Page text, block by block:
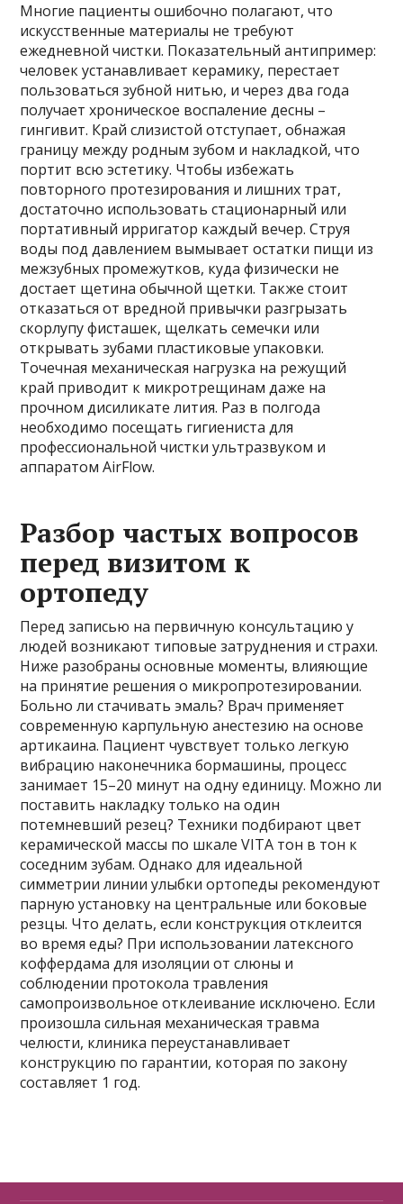
Многие пациенты ошибочно полагают, что
искусственные материалы не требуют
ежедневной чистки. Показательный антипример:
человек устанавливает керамику, перестает
пользоваться зубной нитью, и через два года
получает хроническое воспаление десны –
гингивит. Край слизистой отступает, обнажая
границу между родным зубом и накладкой, что
портит всю эстетику. Чтобы избежать
повторного протезирования и лишних трат,
достаточно использовать стационарный или
портативный ирригатор каждый вечер. Струя
воды под давлением вымывает остатки пищи из
межзубных промежутков, куда физически не
достает щетина обычной щетки. Также стоит
отказаться от вредной привычки разгрызать
скорлупу фисташек, щелкать семечки или
открывать зубами пластиковые упаковки.
Точечная механическая нагрузка на режущий
край приводит к микротрещинам даже на
прочном дисиликате лития. Раз в полгода
необходимо посещать гигиениста для
профессиональной чистки ультразвуком и
аппаратом AirFlow.
Разбор частых вопросов
перед визитом к
ортопеду
Перед записью на первичную консультацию у
людей возникают типовые затруднения и страхи.
Ниже разобраны основные моменты, влияющие
на принятие решения о микропротезировании.
Больно ли стачивать эмаль? Врач применяет
современную карпульную анестезию на основе
артикаина. Пациент чувствует только легкую
вибрацию наконечника бормашины, процесс
занимает 15–20 минут на одну единицу. Можно ли
поставить накладку только на один
потемневший резец? Техники подбирают цвет
керамической массы по шкале VITA тон в тон к
соседним зубам. Однако для идеальной
симметрии линии улыбки ортопеды рекомендуют
парную установку на центральные или боковые
резцы. Что делать, если конструкция отклеится
во время еды? При использовании латексного
коффердама для изоляции от слюны и
соблюдении протокола травления
самопроизвольное отклеивание исключено. Если
произошла сильная механическая травма
челюсти, клиника переустанавливает
конструкцию по гарантии, которая по закону
составляет 1 год.